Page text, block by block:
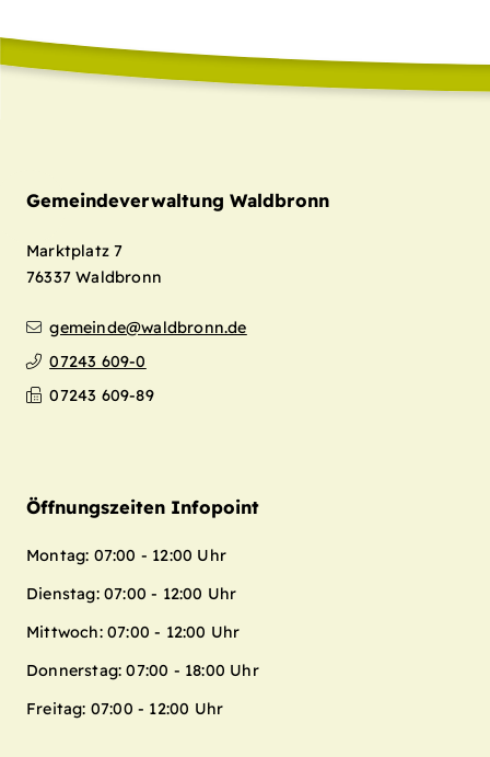
Gemeindeverwaltung Waldbronn
Marktplatz 7
76337 Waldbronn
gemeinde@waldbronn.de
07243 609-0
07243 609-89
Öffnungszeiten Infopoint
Montag: 07:00 - 12:00 Uhr
Dienstag: 07:00 - 12:00 Uhr
Mittwoch: 07:00 - 12:00 Uhr
Donnerstag: 07:00 - 18:00 Uhr
Freitag: 07:00 - 12:00 Uhr